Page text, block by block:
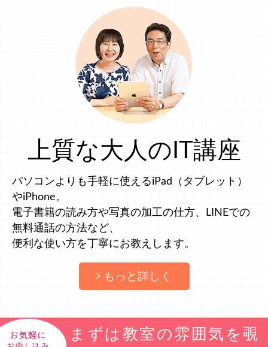
上質な大人のIT講座
パソコンよりも手軽に使えるiPad（タブレット）
やiPhone。
電子書籍の読み方や写真の加工の仕方、LINEでの
無料通話の方法など、
便利な使い方を丁寧にお教えします。
もっと詳しく
まずは教室の雰囲気を覗